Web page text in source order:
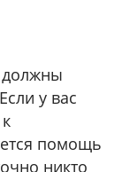
должны
у вас
помощь
никто